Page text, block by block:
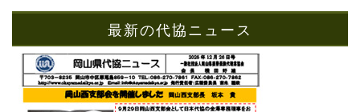
最新の代協ニュース